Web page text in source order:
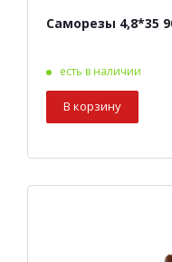
Саморезы 4,8*35
есть в наличии
В корзину